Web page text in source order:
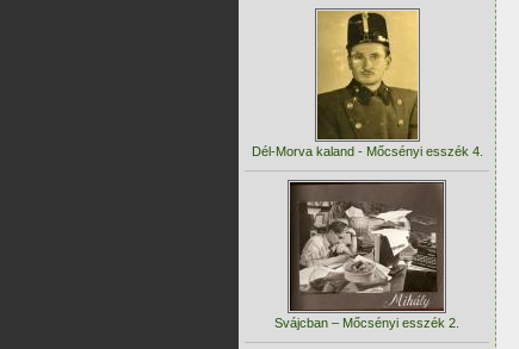
Dél-Morva kaland - Mőcsényi esszék 4.
Svájcban – Mőcsényi esszék 2.